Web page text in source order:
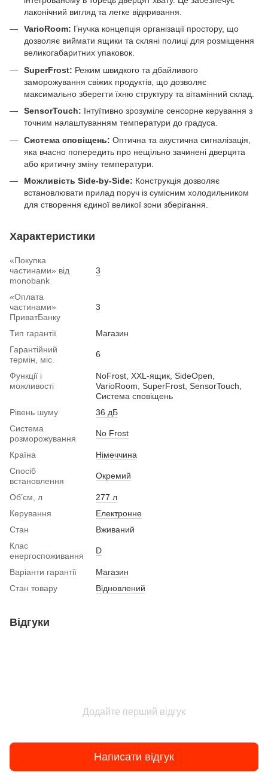
лаконічний вигляд та легке відкривання.
VarioRoom: Гнучка концепція організації простору, що
дозволяє виймати ящики та скляні полиці для розміщення
великогабаритних упаковок.
SuperFrost: Режим швидкого та дбайливого
заморожування свіжих продуктів, що дозволяє
максимально зберегти їхню структуру та вітамінний склад.
SensorTouch: Інтуїтивно зрозуміле сенсорне керування з
точним налаштуванням температури до градуса.
Система сповіщень: Оптична та акустична сигналізація,
яка вчасно попередить про нещільно зачинені дверцята
або критичну зміну температури.
Можливість Side-by-Side: Конструкція дозволяє
встановлювати прилад поруч із сумісним холодильником
для створення єдиної великої зони зберігання.
Характеристики
«Покупка
частинами» від
monobank
3
«Оплата
частинами»
ПриватБанку
3
Тип гарантії
Магазин
Гарантійний
термін, міс.
6
Функції і
можливості
NoFrost, XXL-ящик, SideOpen,
VarioRoom, SuperFrost, SensorTouch,
Система сповіщень
Рівень шуму
36 дБ
Система
розморожування
No Frost
Країна
Німеччина
Спосіб
встановлення
Окремий
Обʼєм, л
277 л
Керування
Електронне
Стан
Вживаний
Клас
енергоспоживання
D
Варіанти гарантії
Магазин
Стан товару
Вiдновлений
Відгуки
Додайте перший відгук
Написати відгук